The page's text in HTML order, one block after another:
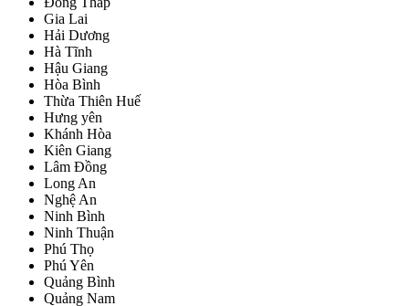
Gia Lai
Hải Dương
Hà Tĩnh
Hậu Giang
Hòa Bình
Thừa Thiên Huế
Hưng yên
Khánh Hòa
Kiên Giang
Lâm Đồng
Long An
Nghệ An
Ninh Bình
Ninh Thuận
Phú Thọ
Phú Yên
Quảng Bình
Quảng Nam